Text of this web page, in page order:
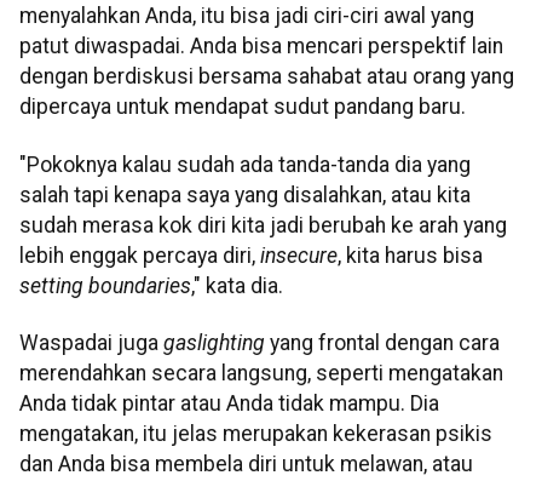
menyalahkan Anda, itu bisa jadi ciri-ciri awal yang
patut diwaspadai. Anda bisa mencari perspektif lain
dengan berdiskusi bersama sahabat atau orang yang
dipercaya untuk mendapat sudut pandang baru.
"Pokoknya kalau sudah ada tanda-tanda dia yang
salah tapi kenapa saya yang disalahkan, atau kita
sudah merasa kok diri kita jadi berubah ke arah yang
lebih enggak percaya diri, insecure, kita harus bisa
setting boundaries," kata dia.
Waspadai juga gaslighting yang frontal dengan cara
merendahkan secara langsung, seperti mengatakan
Anda tidak pintar atau Anda tidak mampu. Dia
mengatakan, itu jelas merupakan kekerasan psikis
dan Anda bisa membela diri untuk melawan, atau